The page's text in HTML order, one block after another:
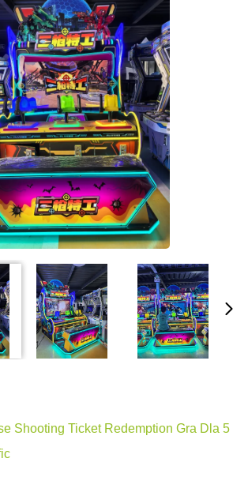
Shooting Ticket Redemption Gra Dla 5